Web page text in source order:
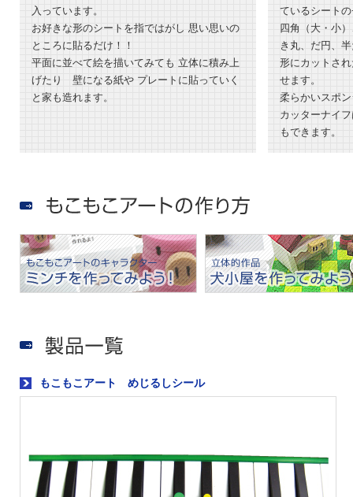
入っています。
お好きな形のシートを指ではがし 思い思いの
ところに貼るだけ！！
平面に並べて絵を描いてみても 立体に積み上
げたり 壁になる紙や プレートに貼っていく
と家も造れます。
ているシート
四角（大・小
き丸、だ円、
形にカットさ
せます。
柔らかいスポ
カッターナイ
もできます。
もこもこアート めじるしシール